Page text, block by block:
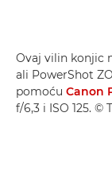
Ovaj vilin konjic
ali PowerShot
pomoću Canon
f/6,3 i ISO 125. ©